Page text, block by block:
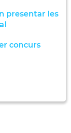
presentar les
concurs